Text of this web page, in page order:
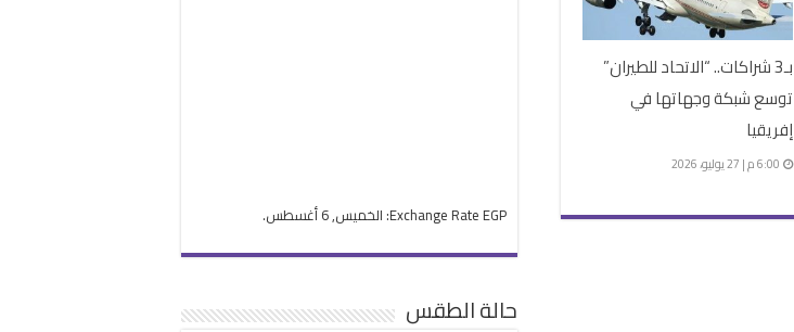
بـ3 شراكات.. “الاتحاد للطيران”
توسع شبكة وجهاتها في
إفريقيا
6:00 م | 27 يوليو، 2026
Exchange Rate EGP : الخميس, 6 أغسطس.
حالة الطقس